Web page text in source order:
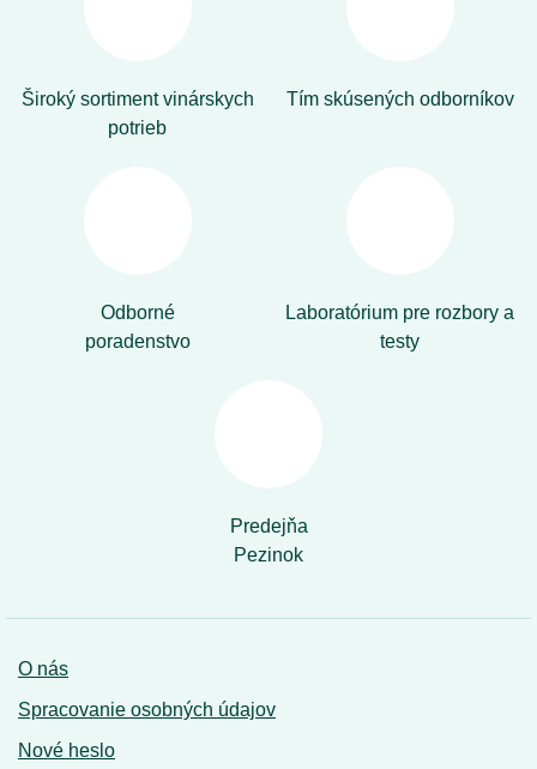
Široký sortiment vinárskych
potrieb
Tím skúsených odborníkov
Odborné
poradenstvo
Laboratórium pre rozbory a
testy
Predejňa
Pezinok
O nás
Spracovanie osobných údajov
Nové heslo